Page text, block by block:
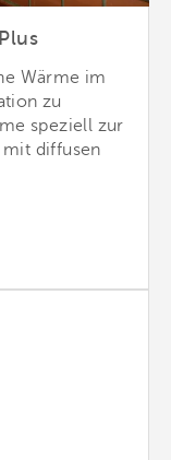
Wärme im
zu
speziell zur
diffusen